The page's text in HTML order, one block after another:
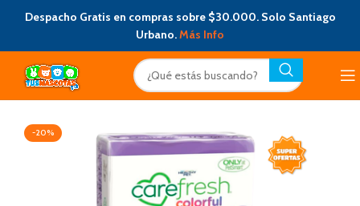
Despacho Gratis en compras sobre $30.000. Solo Santiago
Urbano.Más Info
-20%